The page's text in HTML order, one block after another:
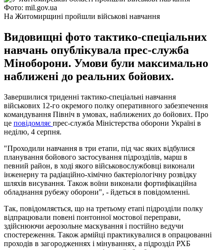
Фото: mil.gov.ua
На Житомирщині пройшли військові навчання
Видовищні фото тактико-спеціальних
навчань опублікувала прес-служба
Міноборони. Умови були максимально
наближені до реальних бойових.
Завершилися триденні тактико-спеціальні навчання
військових 12-го окремого полку оперативного забезпечення
командування Північ в умовах, наближених до бойових. Про
це повідомляє прес-служба Міністерства оборони Україні в
неділю, 4 серпня.
"Проходили навчання в три етапи, під час яких відбулися
планування бойового застосування підрозділів, марш в
певний район, в ході якого військовослужбовці виконали
інженерну та радіаційно-хімічно бактеріологічну розвідку
шляхів висування. Також воїни виконали фортифікаційна
обладнання рубежу оборони", - йдеться в повідомленні.
Так, повідомляється, що на третьому етапі підрозділи полку
відпрацювали повені понтонної мостової переправи,
здійснюючи аерозольне маскування і постійно ведучи
спостереження. Також армійці практикувалися в опрацюванні
проходів в загородженнях і мінуваннях, а підрозділ РХБ